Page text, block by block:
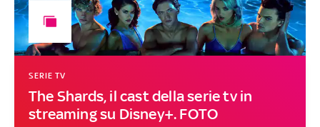
The Shards, il cast della serie tv in
streaming su Disney+. FOTO
SERIE TV